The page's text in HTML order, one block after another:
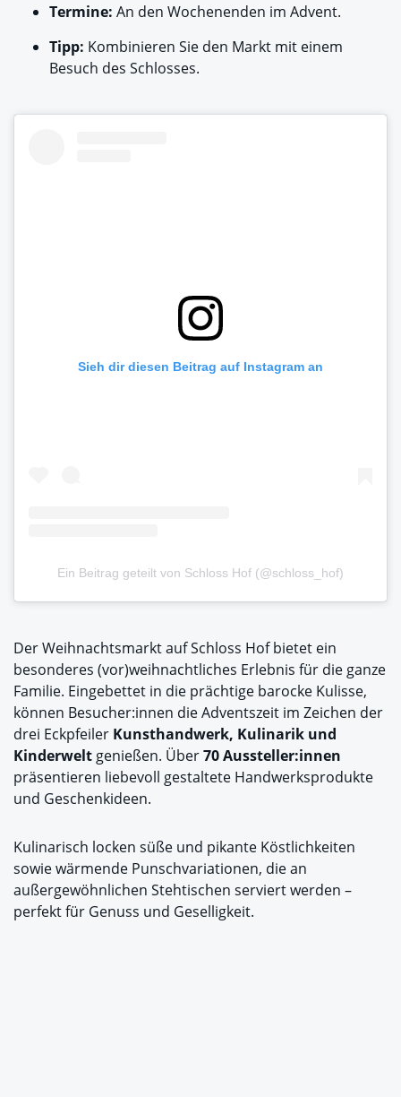
Termine: An den Wochenenden im Advent.
Tipp: Kombinieren Sie den Markt mit einem
Besuch des Schlosses.
Sieh dir diesen Beitrag auf Instagram an
Ein Beitrag geteilt von Schloss Hof (@schloss_hof)
Der Weihnachtsmarkt auf Schloss Hof bietet ein
besonderes (vor)weihnachtliches Erlebnis für die ganze
Familie. Eingebettet in die prächtige barocke Kulisse,
können Besucher:innen die Adventszeit im Zeichen der
drei Eckpfeiler Kunsthandwerk, Kulinarik und
Kinderwelt genießen. Über70 Aussteller:innen
präsentieren liebevoll gestaltete Handwerksprodukte
und Geschenkideen.
Kulinarisch locken süße und pikante Köstlichkeiten
sowie wärmende Punschvariationen, die an
außergewöhnlichen Stehtischen serviert werden –
perfekt für Genuss und Geselligkeit.